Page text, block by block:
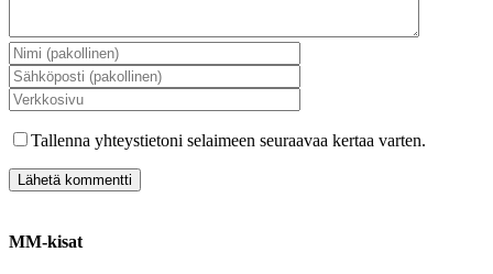
Tallenna yhteystietoni selaimeen seuraavaa kertaa varten.
MM-kisat